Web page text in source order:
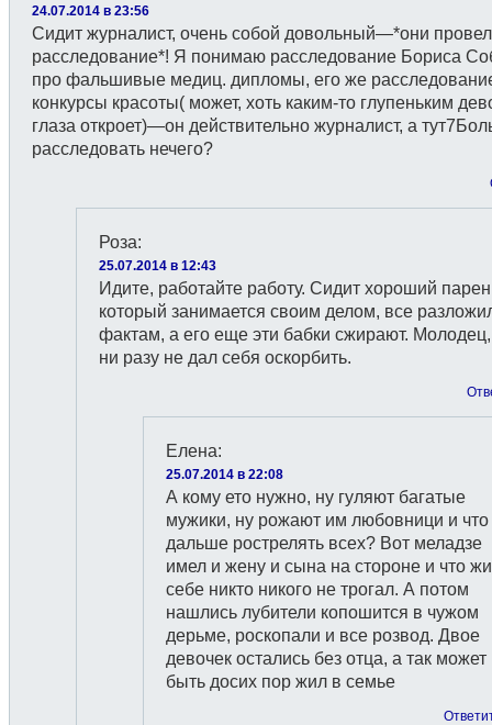
24.07.2014 в 23:56
Сидит журналист, очень собой довольный—*они
расследование*! Я понимаю расследование Бориса
про фальшивые медиц. дипломы, его же
конкурсы красоты( может, хоть каким-то глупеньким
глаза откроет)—он действительно журналист, а
расследовать нечего?
Роза:
25.07.2014 в 12:43
Идите, работайте работу. Сидит хороший
который занимается своим делом, все
фактам, а его еще эти бабки сжирают. Молодец,
ни разу не дал себя оскорбить.
Елена:
25.07.2014 в 22:08
А кому ето нужно, ну гуляют багатые
мужики, ну рожают им любовници и что
дальше рострелять всех? Вот меладзе
имел и жену и сына на стороне и что
себе никто никого не трогал. А потом
нашлись лубители копошится в чужом
дерьме, роскопали и все розвод. Двое
девочек остались без отца, а так может
быть досих пор жил в семье